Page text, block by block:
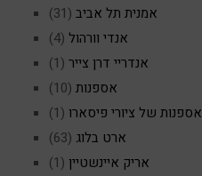
אמנית תל אביב (31)
אנדי וורהול (4)
אנדריי דרן צייר (1)
אספנות (10)
אספנות של ציורי פיסארו (1)
ארט בלוג (63)
אריק איינשטיין (1)